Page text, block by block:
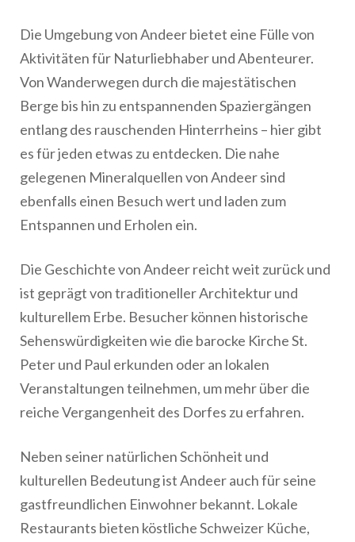
Die Umgebung von Andeer bietet eine Fülle von
Aktivitäten für Naturliebhaber und Abenteurer.
Von Wanderwegen durch die majestätischen
Berge bis hin zu entspannenden Spaziergängen
entlang des rauschenden Hinterrheins – hier gibt
es für jeden etwas zu entdecken. Die nahe
gelegenen Mineralquellen von Andeer sind
ebenfalls einen Besuch wert und laden zum
Entspannen und Erholen ein.
Die Geschichte von Andeer reicht weit zurück und
ist geprägt von traditioneller Architektur und
kulturellem Erbe. Besucher können historische
Sehenswürdigkeiten wie die barocke Kirche St.
Peter und Paul erkunden oder an lokalen
Veranstaltungen teilnehmen, um mehr über die
reiche Vergangenheit des Dorfes zu erfahren.
Neben seiner natürlichen Schönheit und
kulturellen Bedeutung ist Andeer auch für seine
gastfreundlichen Einwohner bekannt. Lokale
Restaurants bieten köstliche Schweizer Küche,